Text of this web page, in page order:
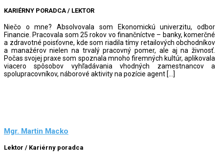
KARIÉRNY PORADCA / LEKTOR
Niečo o mne? Absolvovala som Ekonomickú univerzitu, odbor
Financie. Pracovala som 25 rokov vo finančníctve – banky, komerčné
a zdravotné poisťovne, kde som riadila tímy retailových obchodníkov
a manažérov nielen na trvalý pracovný pomer, ale aj na živnosť.
Počas svojej praxe som spoznala mnoho firemných kultúr, aplikovala
viacero spôsobov vyhľadávania vhodných zamestnancov a
spolupracovníkov, náborové aktivity na pozície agent […]
Mgr. Martin Macko
Lektor / Kariérny poradca